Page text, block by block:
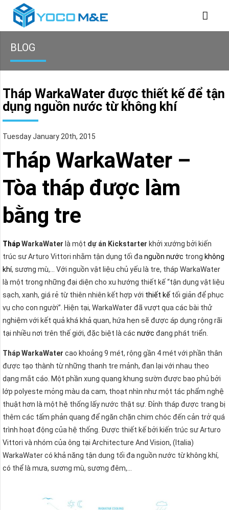
BLOG
Tháp WarkaWater được thiết kế để tận
dụng nguồn nước từ không khí
Tuesday January 20th, 2015
​Tháp WarkaWater –
Tòa tháp được làm
bằng tre
​ThápWarkaWater là một dự án Kickstarter khởi xướng bởi kiến
trúc sư Arturo Vittori nhằm tận dụng tối đanguồn nước trong không
khí, sương mù,… Với nguồn vật liệu chủ yếu là tre, tháp WarkaWater
là một trong những đại diện cho xu hướng thiết kế “tận dụng vật liệu
sạch, xanh, giá rẻ từ thiên nhiên kết hợp với thiết kế tối giản để phục
vụ cho con người”. Hiện tại, WarkaWater đã vượt qua các bài thử
nghiệm với kết quả khá khả quan, hứa hẹn sẽ được áp dụng rộng rãi
tại nhiều nơi trên thế giới, đặc biệt là các nước đang phát triển.
Tháp WarkaWater cao khoảng 9 mét, rộng gần 4 mét với phần thân
được tạo thành từ những thanh tre mảnh, đan lại với nhau theo
dạng mắt cáo. Một phần xung quang khung sườn được bao phủ bởi
lớp polyeste mỏng màu da cam, thoạt nhìn như một tác phẩm nghệ
thuật hơn là một hệ thống lấy nước thật sự. Đỉnh tháp được trang bị
thêm các tấm phản quang để ngăn chặn chim chóc đến cản trở quá
trình hoạt động của hệ thống. Được thiết kế bởi kiến trúc sư Arturo
Vittori và nhóm của ông tại Architecture And Vision, (Italia)
WarkaWater có khả năng tận dung tối đa nguồn nước từ không khí,
có thể là mưa, sương mù, sương đêm,…